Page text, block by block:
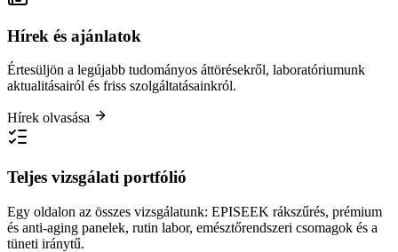
Hírek és ajánlatok
Értesüljön a legújabb tudományos áttörésekről, laboratóriumunk
aktualitásairól és friss szolgáltatásainkról.
Hírek olvasása
Teljes vizsgálati portfólió
Egy oldalon az összes vizsgálatunk: EPISEEK rákszűrés, prémium
és anti-aging panelek, rutin labor, emésztőrendszeri csomagok és a
tüneti iránytű.